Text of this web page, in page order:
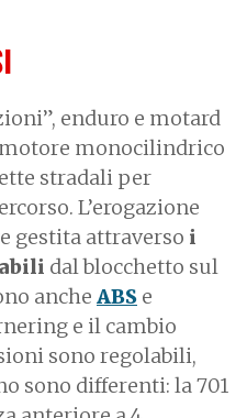
enduro e motard
monocilindrico
stradali per
L’erogazione
gestita attraverso i
dal blocchetto sul
anche ABS e
e il cambio
sono regolabili,
sono differenti: la 701